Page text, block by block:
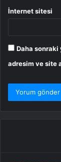
İnternet sitesi
Daha sonraki
adresim ve site